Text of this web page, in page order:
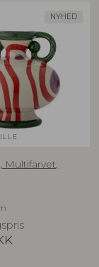
NYHED
Multifarvet,